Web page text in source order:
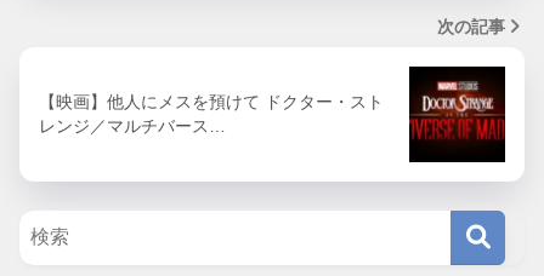
次の記事
【映画】他人にメスを預けて ドクター・スト
レンジ／マルチバース…